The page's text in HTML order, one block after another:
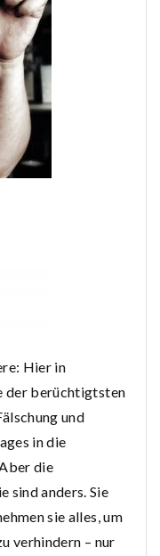
Hier in
der berüchtigtsten
und
in die
die
sind anders. Sie
sie alles, um
verhindern – nur